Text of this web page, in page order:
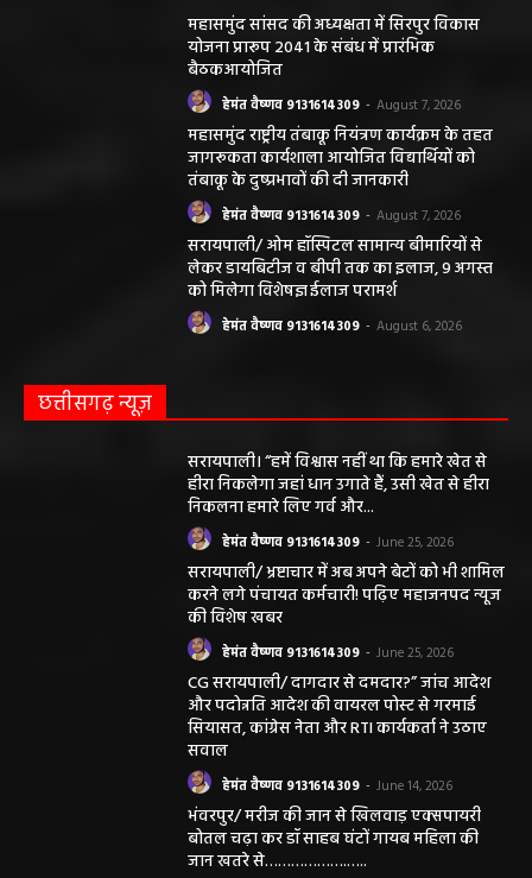
महासमुंद सांसद की अध्यक्षता में सिरपुर विकास
योजना प्रारूप 2041 के संबंध में प्रारंभिक
बैठकआयोजित
हेमंत वैष्णव 9131614309 - August 7, 2026
महासमुंद राष्ट्रीय तंबाकू नियंत्रण कार्यक्रम के तहत
जागरूकता कार्यशाला आयोजित विद्यार्थियों को
तंबाकू के दुष्प्रभावों की दी जानकारी
हेमंत वैष्णव 9131614309 - August 7, 2026
सरायपाली/ ओम हॉस्पिटल सामान्य बीमारियों से
लेकर डायबिटीज व बीपी तक का इलाज, 9 अगस्त
को मिलेगा विशेषज्ञ ईलाज परामर्श
हेमंत वैष्णव 9131614309 - August 6, 2026
छत्तीसगढ़ न्यूज़
सरायपाली। “हमें विश्वास नहीं था कि हमारे खेत से
हीरा निकलेगा जहां धान उगाते हैं, उसी खेत से हीरा
निकलना हमारे लिए गर्व और...
हेमंत वैष्णव 9131614309 - June 25, 2026
सरायपाली/ भ्रष्टाचार में अब अपने बेटों को भी शामिल
करने लगे पंचायत कर्मचारी! पढ़िए महाजनपद न्यूज
की विशेष खबर
हेमंत वैष्णव 9131614309 - June 25, 2026
CG सरायपाली/ दागदार से दमदार?” जांच आदेश
और पदोन्नति आदेश की वायरल पोस्ट से गरमाई
सियासत, कांग्रेस नेता और RTI कार्यकर्ता ने उठाए
सवाल
हेमंत वैष्णव 9131614309 - June 14, 2026
भंवरपुर/ मरीज की जान से खिलवाड़ एक्सपायरी
बोतल चढ़ा कर डॉ साहब घंटों गायब महिला की
जान खतरे से……………….…..